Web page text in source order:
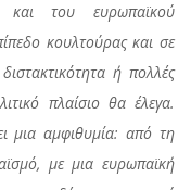
και του ευρωπαϊκού
κουλτούρας και σε
ή πολλές
πλαίσιο θα έλεγα.
μια αμφιθυμία: από τη
με μια ευρωπαϊκή